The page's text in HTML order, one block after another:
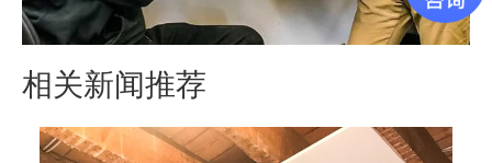
相关新闻推荐